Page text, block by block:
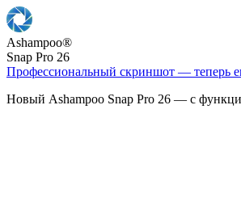
Ashampoo®
Snap Pro 26
Профессиональный скриншот — теперь
Новый Ashampoo Snap Pro 26 — с